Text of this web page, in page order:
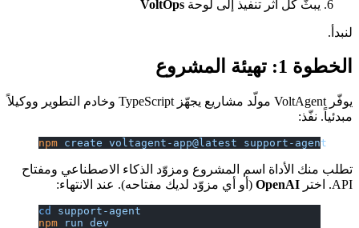
يبثّ كل أثر تنفيذ إلى لوحةVoltOps
لنبدأ.
الخطوة 1: تهيئة المشروع
يوفّر VoltAgent مولّد مشاريع يجهّز TypeScript وخادم التطوير ووكيلاً
مبدئياً. نفّذ:
npm create voltagent-app@latest support-agent
تطلب منك الأداة اسم المشروع ومزوّد الذكاء الاصطناعي ومفتاح
API. اختر
OpenAI(أو أي مزوّد لديك مفتاحه). عند الانتهاء:
cd support-agent
npm
run dev